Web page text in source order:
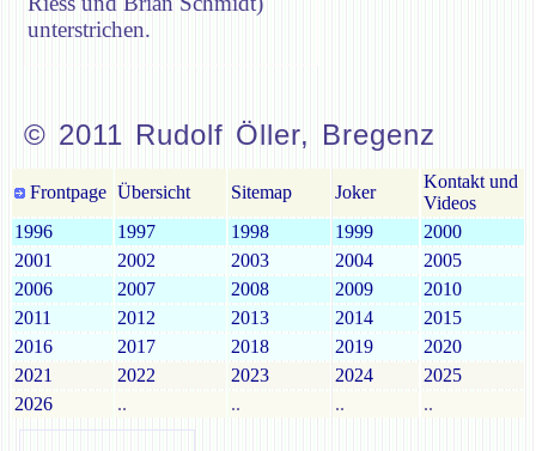
unterstrichen.
© 2011 Rudolf Öller, Bregenz
Frontpage Übersicht Sitemap Joker
Kontakt und
Videos
1996
1997 1998 1999
2000
2001
2002 2003 2004
2005
2006
2007 2008 2009
2010
2011
2012 2013 2014
2015
2016
2017 2018 2019
2020
2021
2022 2023 2024
2025
2026
.. .. .. ..